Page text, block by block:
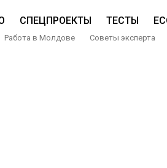
СПЕЦПРОЕКТЫ ТЕСТЫ
Работа в Молдове Советы эксперта